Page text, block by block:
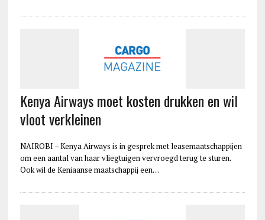
Kenya Airways moet kosten drukken en wil
vloot verkleinen
NAIROBI – Kenya Airways is in gesprek met leasemaatschappijen
om een aantal van haar vliegtuigen vervroegd terug te sturen.
Ook wil de Keniaanse maatschappij een…